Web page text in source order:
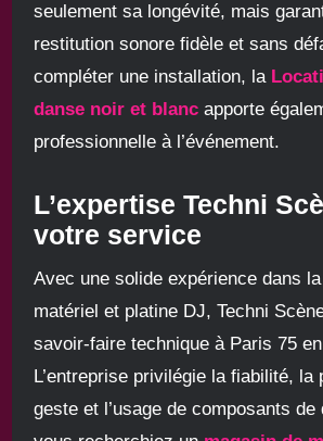
seulement sa longévité, mais
restitution sonore fidèle et sans
compléter une installation, la
danse noir et blanc apporte
professionnelle à l’événement.
L’expertise Techni
votre service
Avec une solide expérience dans
matériel et platine DJ, Techni
savoir-faire technique à Paris 75
L’entreprise privilégie la fiabilité, la
geste et l’usage de composants de